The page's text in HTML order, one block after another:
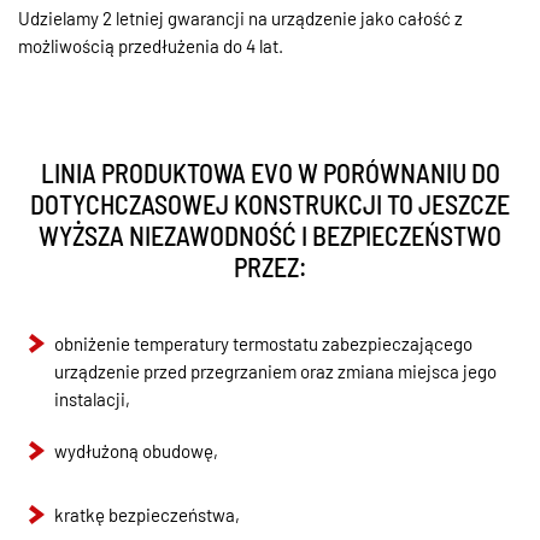
Udzielamy 2 letniej gwarancji na urządzenie jako całość z
możliwością przedłużenia do 4 lat.
LINIA PRODUKTOWA EVO W PORÓWNANIU DO
DOTYCHCZASOWEJ KONSTRUKCJI TO JESZCZE
WYŻSZA NIEZAWODNOŚĆ I BEZPIECZEŃSTWO
PRZEZ:
obniżenie temperatury termostatu zabezpieczającego
urządzenie przed przegrzaniem oraz zmiana miejsca jego
instalacji,
wydłużoną obudowę,
kratkę bezpieczeństwa,